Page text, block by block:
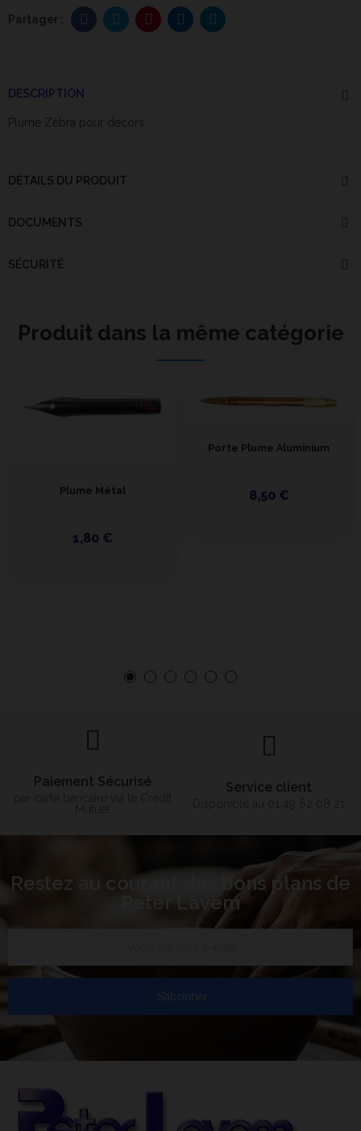
DESCRIPTION
Plume Zébra pour décors
DÉTAILS DU PRODUIT
DOCUMENTS
SÉCURITÉ
Produit dans la même catégorie
Plume Métal
1,80 €
Porte Plume Aluminium
8,50 €
Paiement Sécurisé Service client
Restez au courant des bons plans de
Peter Lavem
S’abonner